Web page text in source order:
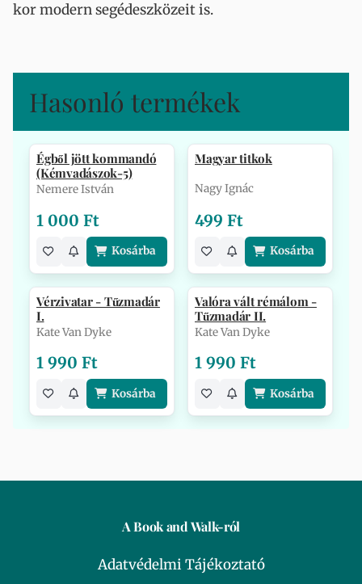
kor modern segédeszközeit is.
Hasonló termékek
Égből jött kommandó
(Kémvadászok-5)
Nemere István
1 000 Ft
Kosárba
Magyar titkok
Nagy Ignác
499 Ft
Kosárba
Vérzivatar - Tűzmadár
I.
Kate Van Dyke
1 990 Ft
Kosárba
Valóra vált rémálom -
Tűzmadár II.
Kate Van Dyke
1 990 Ft
Kosárba
A Book and Walk-ról
Adatvédelmi Tájékoztató